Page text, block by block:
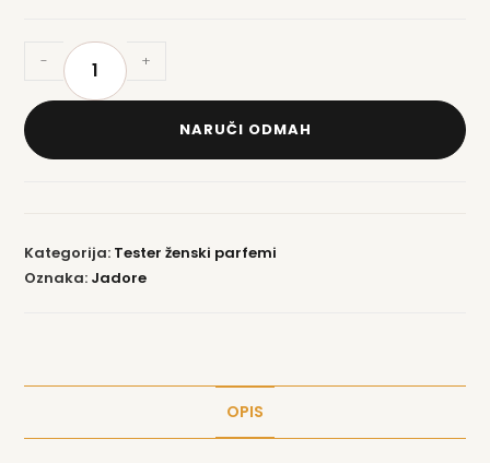
- +
NARUČI ODMAH
Kategorija: Tester ženski parfemi
Oznaka: Jadore
OPIS